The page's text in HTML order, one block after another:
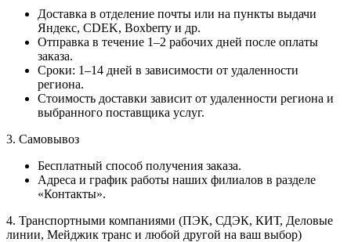
Доставка в отделение почты или на пункты выдачи
Яндекс, CDEK, Boxberry и др.
Отправка в течение 1–2 рабочих дней после оплаты
заказа.
Сроки: 1–14 дней в зависимости от удаленности
региона.
Стоимость доставки зависит от удаленности региона и
выбранного поставщика услуг.
3. Самовывоз
Бесплатный способ получения заказа.
Адреса и график работы наших филиалов в разделе
«Контакты».
4. Транспортными компаниями (ПЭК, СДЭК, КИТ, Деловые
линии, Мейджик транс и любой другой на ваш выбор)